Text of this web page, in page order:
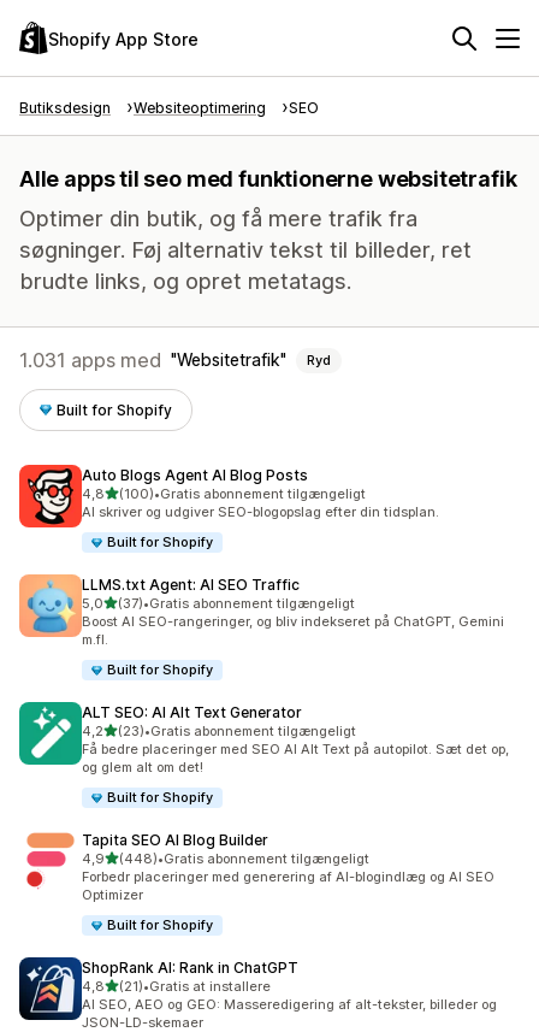
Shopify App Store
Butiksdesign Websiteoptimering SEO
Alle apps til seo med funktionerne websitetrafik
Optimer din butik, og få mere trafik fra
søgninger. Føj alternativ tekst til billeder, ret
brudte links, og opret metatags.
1.031 apps med Websitetrafik Ryd
Built for Shopify
Auto Blogs Agent AI Blog Posts
4,8ud af 5 stjerner
(100)
100 anmeldelser i alt
•Gratis abonnement tilgængeligt
AI skriver og udgiver SEO-blogopslag efter din tidsplan.
Built for Shopify
LLMS.txt Agent: AI SEO Traffic
5,0ud af 5 stjerner
(37)
37 anmeldelser i alt
•Gratis abonnement tilgængeligt
Boost AI SEO-rangeringer, og bliv indekseret på ChatGPT, Gemini
m.fl.
Built for Shopify
ALT SEO: AI Alt Text Generator
4,2ud af 5 stjerner
(23)
23 anmeldelser i alt
•Gratis abonnement tilgængeligt
Få bedre placeringer med SEO AI Alt Text på autopilot. Sæt det op,
og glem alt om det!
Built for Shopify
Tapita SEO AI Blog Builder
4,9ud af 5 stjerner
(448)
448 anmeldelser i alt
•Gratis abonnement tilgængeligt
Forbedr placeringer med generering af AI-blogindlæg og AI SEO
Optimizer
Built for Shopify
ShopRank AI: Rank in ChatGPT
4,8ud af 5 stjerner
(21)
21 anmeldelser i alt
•Gratis at installere
AI SEO, AEO og GEO: Masseredigering af alt-tekster, billeder og
JSON-LD-skemaer